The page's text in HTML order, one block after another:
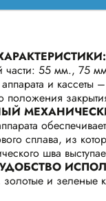
55 мм., 75
аппарата и
положения
сплава, из
шва
и зеленые